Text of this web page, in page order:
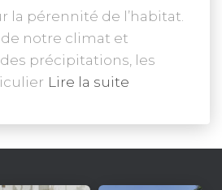
la pérennité de l’habitat.
de notre climat et
précipitations, les
Lire la suite